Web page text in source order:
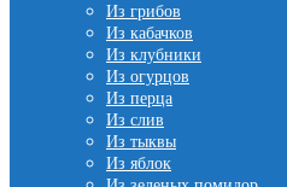
Из грибов
Из кабачков
Из клубники
Из огурцов
Из перца
Из слив
Из тыквы
Из яблок